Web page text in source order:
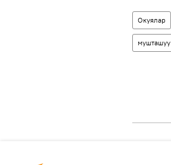
Окуялар
мушташуу